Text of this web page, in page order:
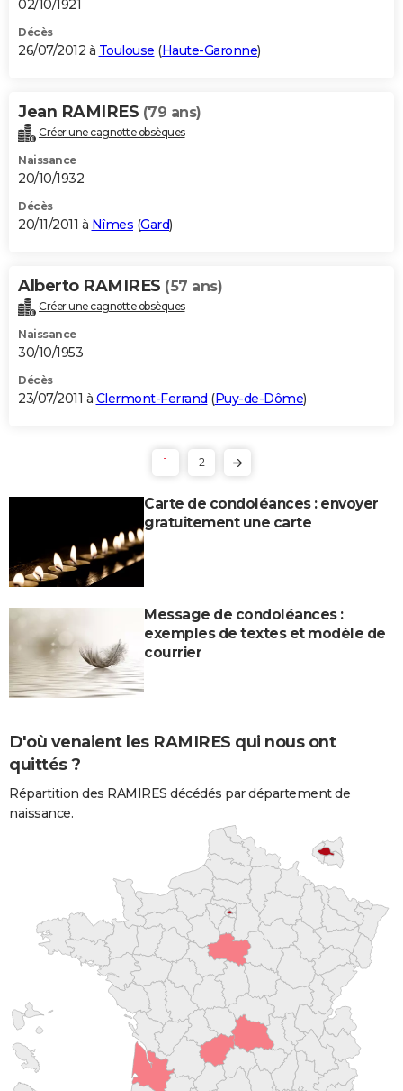
02/10/1921
Décès
26/07/2012 à Toulouse (Haute-Garonne)
Jean RAMIRES (79 ans)
Créer une cagnotte obsèques
Naissance
20/10/1932
Décès
20/11/2011 à Nîmes (Gard)
Alberto RAMIRES (57 ans)
Créer une cagnotte obsèques
Naissance
30/10/1953
Décès
23/07/2011 à Clermont-Ferrand (Puy-de-Dôme)
1 2
Carte de condoléances : envoyer
gratuitement une carte
Message de condoléances :
exemples de textes et modèle de
courrier
D'où venaient les RAMIRES qui nous ont
quittés ?
Répartition des RAMIRES décédés par département de
naissance.